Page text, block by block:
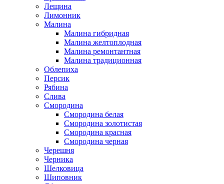
Лещина
Лимонник
Малина
Малина гибридная
Малина желтоплодная
Малина ремонтантная
Малина традиционная
Облепиха
Персик
Рябина
Слива
Смородина
Смородина белая
Смородина золотистая
Смородина красная
Смородина черная
Черешня
Черника
Шелковица
Шиповник